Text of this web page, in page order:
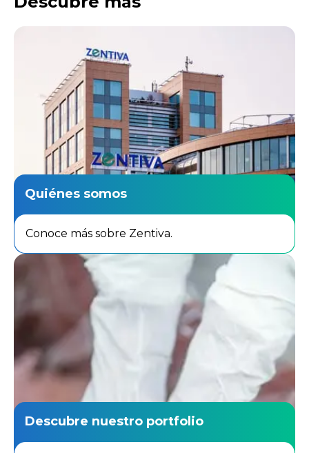
Quiénes somos
Conoce más sobre Zentiva.
Descubre nuestro portfolio